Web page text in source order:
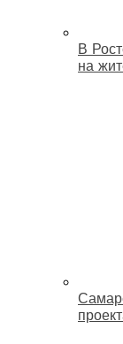
В
на